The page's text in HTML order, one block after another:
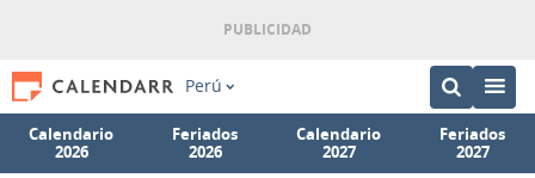
Perú
Calendario
2026
Feriados
2026
Calendario
2027
Feriados
2027